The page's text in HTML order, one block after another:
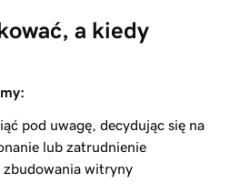
pocztę Microsoft 365
a kiedy delegować
a kiedy
pod uwagę, decydując się na
lub zatrudnienie
zbudowania witryny